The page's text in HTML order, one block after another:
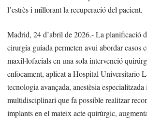
l’estrès i millorant la recuperació del pacient.
Madrid, 24 d’abril de 2026.- La planificació
cirurgia guiada permeten avui abordar casos
maxil·lofacials en una sola intervenció
enfocament, aplicat a Hospital Universitario
tecnologia avançada, anestèsia
multidisciplinari que fa possible realitzar
implants en el mateix acte quirúrgic,